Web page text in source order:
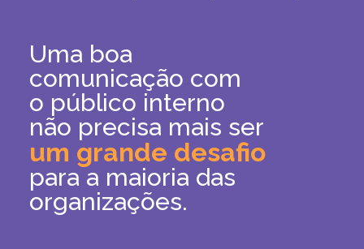
Uma boa
comunicação com
o público interno
não precisa mais ser
um grande desafio
para a maioria das
organizações.